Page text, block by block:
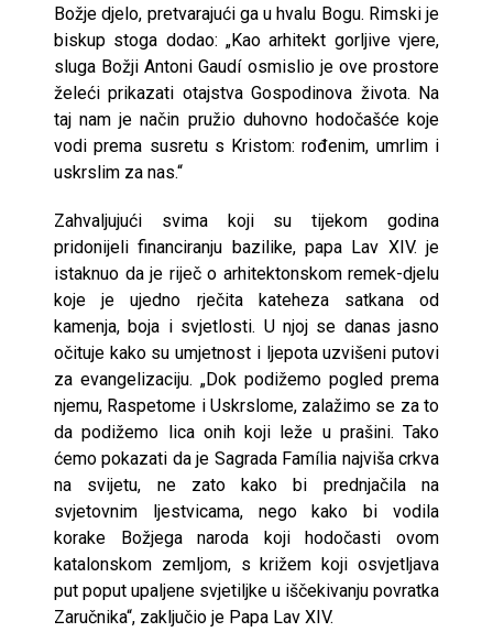
Božje djelo, pretvarajući ga u hvalu Bogu. Rimski je
biskup stoga dodao: „Kao arhitekt gorljive vjere,
sluga Božji Antoni Gaudí osmislio je ove prostore
želeći prikazati otajstva Gospodinova života. Na
taj nam je način pružio duhovno hodočašće koje
vodi prema susretu s Kristom: rođenim, umrlim i
uskrslim za nas.“
Zahvaljujući svima koji su tijekom godina
pridonijeli financiranju bazilike, papa Lav XIV. je
istaknuo da je riječ o arhitektonskom remek-djelu
koje je ujedno rječita kateheza satkana od
kamenja, boja i svjetlosti. U njoj se danas jasno
očituje kako su umjetnost i ljepota uzvišeni putovi
za evangelizaciju. „Dok podižemo pogled prema
njemu, Raspetome i Uskrslome, zalažimo se za to
da podižemo lica onih koji leže u prašini. Tako
ćemo pokazati da je Sagrada Família najviša crkva
na svijetu, ne zato kako bi prednjačila na
svjetovnim ljestvicama, nego kako bi vodila
korake Božjega naroda koji hodočasti ovom
katalonskom zemljom, s križem koji osvjetljava
put poput upaljene svjetiljke u iščekivanju povratka
Zaručnika“, zaključio je Papa Lav XIV.